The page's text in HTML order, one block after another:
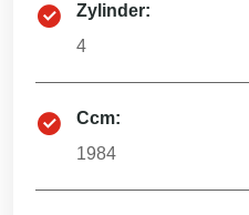
Zylinder:
4
Ccm:
1984